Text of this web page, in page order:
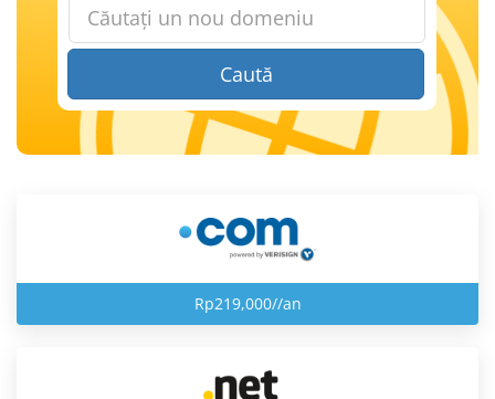
Caută
Rp219,000//an